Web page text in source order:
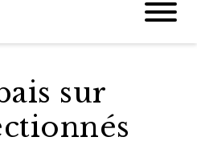
sur